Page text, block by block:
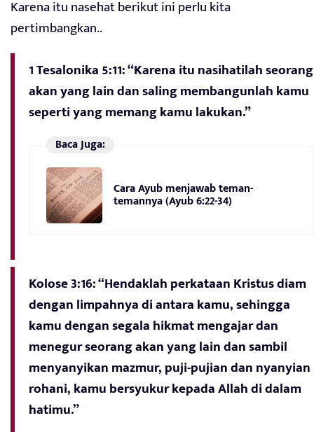
Karena itu nasehat berikut ini perlu kita
pertimbangkan..
1 Tesalonika 5:11: “Karena itu nasihatilah seorang
akan yang lain dan saling membangunlah kamu
seperti yang memang kamu lakukan.”
Baca Juga:
Cara Ayub menjawab teman-
temannya (Ayub 6:22-34)
Kolose 3:16: “Hendaklah perkataan Kristus diam
dengan limpahnya di antara kamu, sehingga
kamu dengan segala hikmat mengajar dan
menegur seorang akan yang lain dan sambil
menyanyikan mazmur, puji-pujian dan nyanyian
rohani, kamu bersyukur kepada Allah di dalam
hatimu.”